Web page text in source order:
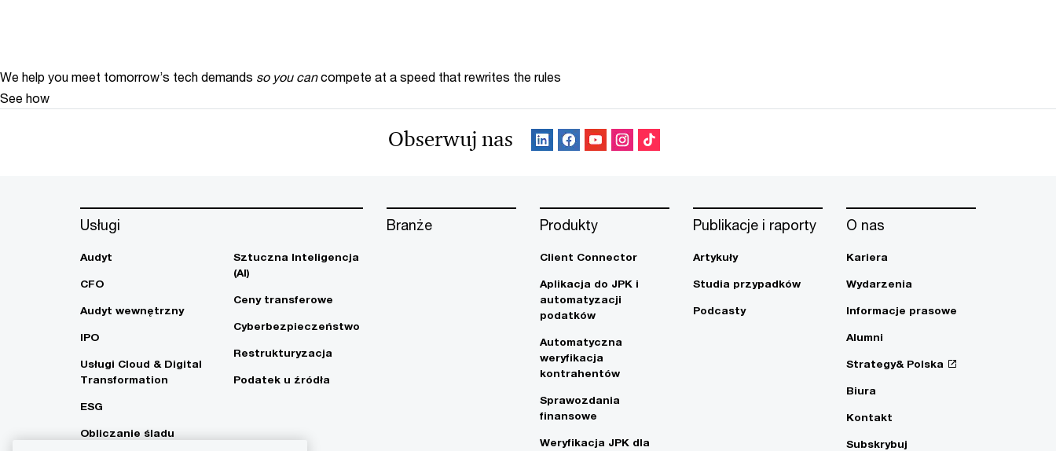
We help you meet tomorrow’s tech demands so you can compete at a speed that rewrites the rules
See how
Obserwuj nas
Usługi
Audyt
CFO
Audyt wewnętrzny
IPO
Usługi Cloud & Digital
Transformation
ESG
Obliczanie śladu
Sztuczna Inteligencja
(AI)
Ceny transferowe
Cyberbezpieczeństwo
Restrukturyzacja
Podatek u źródła
Branże Produkty
Client Connector
Aplikacja do JPK i
automatyzacji
podatków
Automatyczna
weryfikacja
kontrahentów
Sprawozdania
finansowe
Weryfikacja JPK dla
Publikacje i raporty
Artykuły
Studia przypadków
Podcasty
O nas
Kariera
Wydarzenia
Informacje prasowe
Alumni
Strategy& Polska
Biura
Kontakt
Subskrybuj